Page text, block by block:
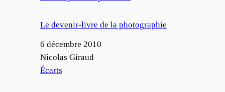
Le devenir-livre de la photographie
Date
6 décembre 2010
Auteur
Nicolas Giraud
Par rapport à
Écarts